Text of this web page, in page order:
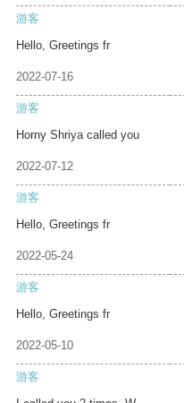
游客
Hello, Greetings fr
2022-07-16
游客
Horny Shriya called you
2022-07-12
游客
Hello, Greetings fr
2022-05-24
游客
Hello, Greetings fr
2022-05-10
游客